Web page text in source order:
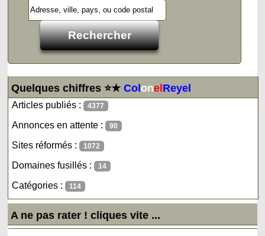
Quelques chiffres ⭐★ColonelReyel
Articles publiés : 4377
Annonces en attente : 90
Sites réformés : 1072
Domaines fusillés : 14
Catégories : 114
A ne pas rater ! cliques vite ...